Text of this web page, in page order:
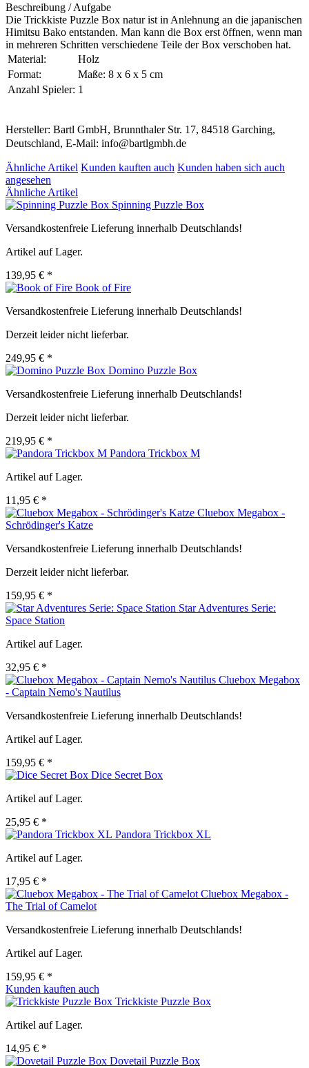
Beschreibung / Aufgabe
Die Trickkiste Puzzle Box natur ist in Anlehnung an die japanischen
Himitsu Bako entstanden. Man kann die Box erst öffnen, wenn man
in mehreren Schritten verschiedene Teile der Box verschoben hat.
Material:
Holz
Format:
Maße: 8 x 6 x 5 cm
Anzahl Spieler: 1
Hersteller: Bartl GmbH, Brunnthaler Str. 17, 84518 Garching,
Deutschland, E-Mail: info@bartlgmbh.de
Ähnliche Artikel Kunden kauften auch Kunden haben sich auch
angesehen
Ähnliche Artikel
Spinning Puzzle Box
Versandkostenfreie Lieferung innerhalb Deutschlands!
Artikel auf Lager.
139,95 € *
Book of Fire
Versandkostenfreie Lieferung innerhalb Deutschlands!
Derzeit leider nicht lieferbar.
249,95 € *
Domino Puzzle Box
Versandkostenfreie Lieferung innerhalb Deutschlands!
Derzeit leider nicht lieferbar.
219,95 € *
Pandora Trickbox M
Artikel auf Lager.
11,95 € *
Cluebox Megabox -
Schrödinger's Katze
Versandkostenfreie Lieferung innerhalb Deutschlands!
Derzeit leider nicht lieferbar.
159,95 € *
Star Adventures Serie:
Space Station
Artikel auf Lager.
32,95 € *
Cluebox Megabox
- Captain Nemo's Nautilus
Versandkostenfreie Lieferung innerhalb Deutschlands!
Artikel auf Lager.
159,95 € *
Dice Secret Box
Artikel auf Lager.
25,95 € *
Pandora Trickbox XL
Artikel auf Lager.
17,95 € *
Cluebox Megabox -
The Trial of Camelot
Versandkostenfreie Lieferung innerhalb Deutschlands!
Artikel auf Lager.
159,95 € *
Kunden kauften auch
Trickkiste Puzzle Box
Artikel auf Lager.
14,95 € *
Dovetail Puzzle Box